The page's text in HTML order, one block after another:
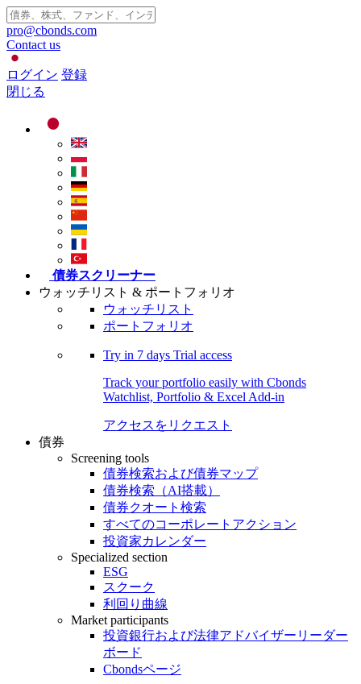
pro@cbonds.com
Contact us
ログイン 登録
閉じる
債券スクリーナー
ウォッチリスト & ポートフォリオ
ウォッチリスト
ポートフォリオ
Try in 7 days Trial access
Track your portfolio easily with Cbonds
Watchlist, Portfolio & Excel Add-in
アクセスをリクエスト
債券
Screening tools
債券検索および債券マップ
債券検索（AI搭載）
債券クオート検索
すべてのコーポレートアクション
投資家カレンダー
Specialized section
ESG
スクーク
利回り曲線
Market participants
投資銀行および法律アドバイザーリーダー
ボード
Cbondsページ